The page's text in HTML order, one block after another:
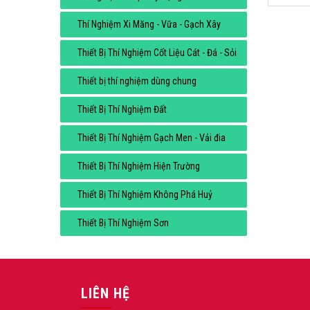
Thí Nghiệm Xi Măng - Vữa - Gạch Xây
Thiết Bị Thí Nghiệm Cốt Liệu Cát - Đá - Sỏi
Thiết bị thí nghiệm dùng chung
Thiết Bị Thí Nghiệm Đất
Thiết Bị Thí Nghiệm Gạch Men - Vải đia
Thiết Bị Thí Nghiệm Hiện Trường
Thiết Bị Thí Nghiệm Không Phá Huỷ
Thiết Bị Thí Nghiệm Sơn
LIÊN HỆ